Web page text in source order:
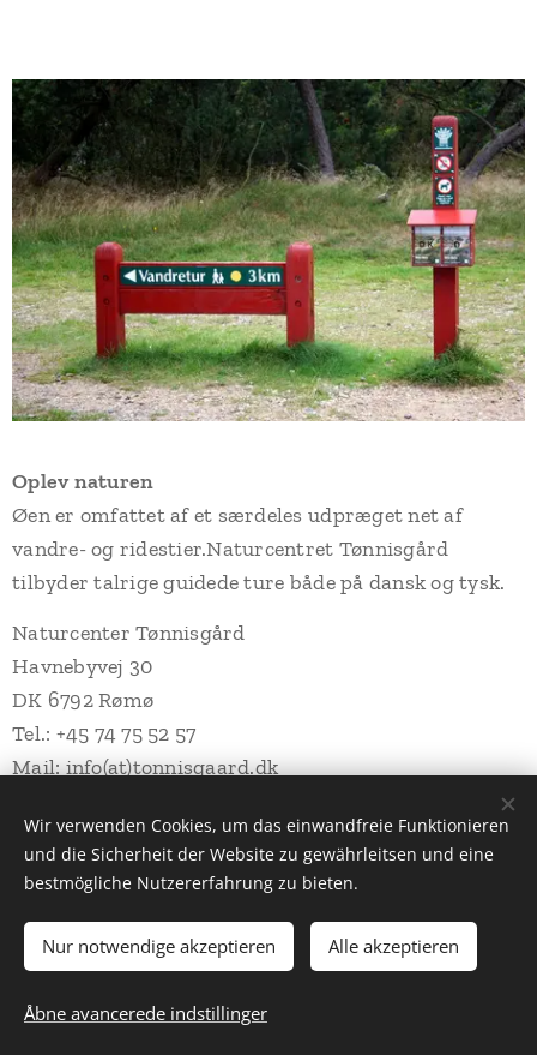
Oplev naturen
Øen er omfattet af et særdeles udpræget net af
vandre- og ridestier.Naturcentret Tønnisgård
tilbyder talrige guidede ture både på dansk og tysk.
Naturcenter Tønnisgård
Havnebyvej 30
DK 6792 Rømø
Tel.: +45 74 75 52 57
Mail: info(at)tonnisgaard.dk
Naturkundemuseum Niebüll - Hauptstrasse 108 - 25899 Niebüll
© 2025 Naturkundemuseum Niebüll e.V. Cookies
Deutsch
Wir verwenden Cookies, um das einwandfreie Funktionieren
und die Sicherheit der Website zu gewährleitsen und eine
bestmögliche Nutzererfahrung zu bieten.
Nur notwendige akzeptieren Alle akzeptieren
Åbne avancerede indstillinger